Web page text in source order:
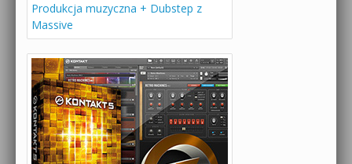
Produkcja muzyczna + Dubstep z
Massive